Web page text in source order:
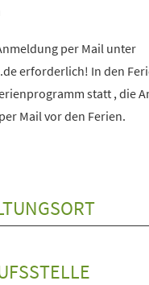
per Mail unter
erforderlich! In den
statt , die
Mail vor den Ferien.